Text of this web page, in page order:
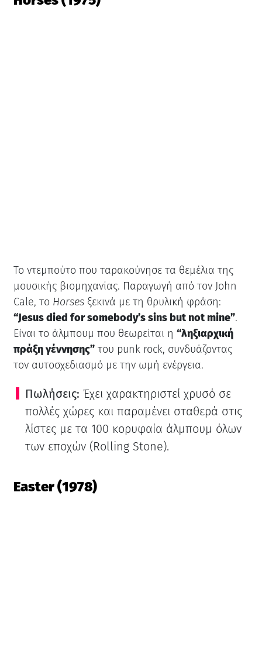
Το ντεμπούτο που ταρακούνησε τα θεμέλια της
μουσικής βιομηχανίας. Παραγωγή από τον John
Cale, το Horsesξεκινά με τη θρυλική φράση:
“Jesus died for somebody’s sins but not mine”.
Είναι το άλμπουμ που θεωρείται η “ληξιαρχική
πράξη γέννησης”του punk rock, συνδυάζοντας
τον αυτοσχεδιασμό με την ωμή ενέργεια.
Πωλήσεις: Έχει χαρακτηριστεί χρυσό σε
πολλές χώρες και παραμένει σταθερά στις
λίστες με τα 100 κορυφαία άλμπουμ όλων
των εποχών (Rolling Stone).
Easter (1978)